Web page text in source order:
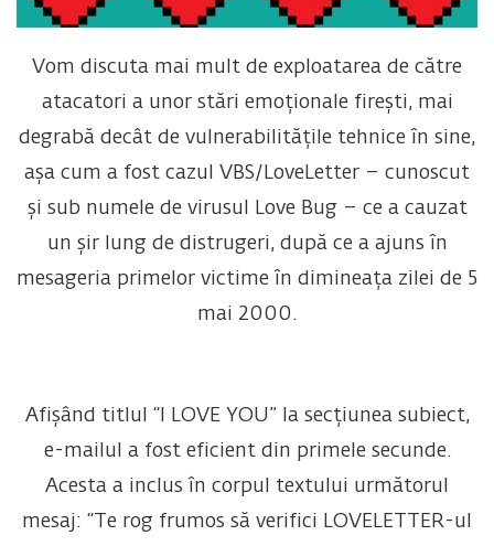
Vom discuta mai mult de exploatarea de către
atacatori a unor stări emoționale firești, mai
degrabă decât de vulnerabilitățile tehnice în sine,
așa cum a fost cazul VBS/LoveLetter – cunoscut
și sub numele de virusul Love Bug – ce a cauzat
un șir lung de distrugeri, după ce a ajuns în
mesageria primelor victime în dimineața zilei de 5
mai 2000.
Afișând titlul “I LOVE YOU” la secțiunea subiect,
e-mailul a fost eficient din primele secunde.
Acesta a inclus în corpul textului următorul
mesaj: “Te rog frumos să verifici LOVELETTER-ul